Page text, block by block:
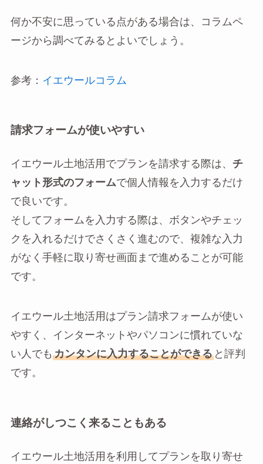
何か不安に思っている点がある場合は、コラムペ
ージから調べてみるとよいでしょう。
参考： イエウールコラム
請求フォームが使いやすい
イエウール土地活用でプランを請求する際は、 チ
ャット形式のフォームで個人情報を入力するだけ
で良いです。
そしてフォームを入力する際は、ボタンやチェッ
クを入れるだけでさくさく進むので、複雑な入力
がなく手軽に取り寄せ画面まで進めることが可能
です。
イエウール土地活用はプラン請求フォームが使い
やすく、インターネットやパソコンに慣れていな
い人でも カンタンに入力することができると評判
です。
連絡がしつこく来ることもある
イエウール土地活用を利用してプランを取り寄せ